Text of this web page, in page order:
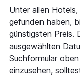
1
X-
Achse,
die
die
Wochentage
anzeigt.
Unter allen
gefunden haben,
günstigsten Preis.
ausgewählten
Suchformular
einzusehen,